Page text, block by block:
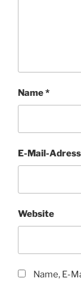
Name*
E-Mail-
Website
Name, E-